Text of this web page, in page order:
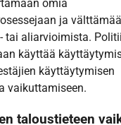
omia
ja
tai aliarvioimista.
käyttää
käyttäytymisen
vaikuttamiseen.
taloustieteen